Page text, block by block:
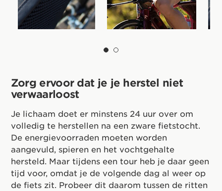
Zorg ervoor dat je je herstel niet
verwaarloost
Je lichaam doet er minstens 24 uur over om
volledig te herstellen na een zware fietstocht.
De energievoorraden moeten worden
aangevuld, spieren en het vochtgehalte
hersteld. Maar tijdens een tour heb je daar geen
tijd voor, omdat je de volgende dag al weer op
de fiets zit. Probeer dit daarom tussen de ritten